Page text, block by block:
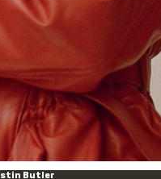
Butler